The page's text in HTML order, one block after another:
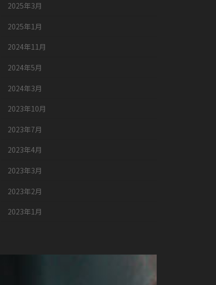
2025年3月
2025年1月
2024年11月
2024年5月
2024年3月
2023年10月
2023年7月
2023年4月
2023年3月
2023年2月
2023年1月